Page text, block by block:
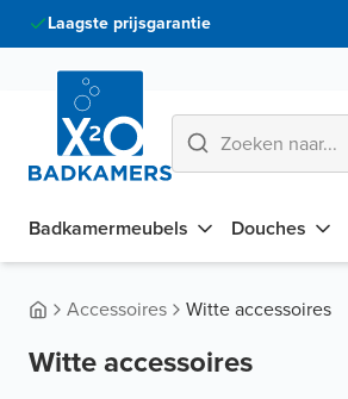
Laagste prijsgarantie
Badkamermeubels Douches
Accessoires Witte accessoires
Witte accessoires